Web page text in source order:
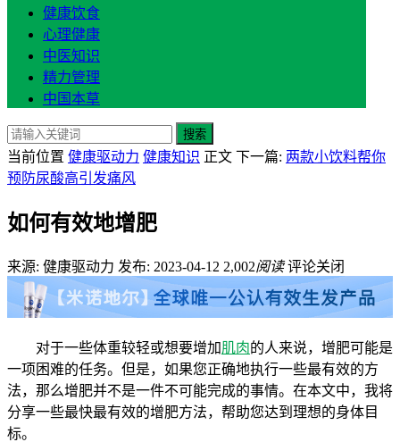
健康饮食
心理健康
中医知识
精力管理
中国本草
搜索
当前位置 健康驱动力 健康知识 正文 下一篇: 两款小饮料帮你
预防尿酸高引发痛风
如何有效地增肥
来源: 健康驱动力 发布: 2023-04-12 2,002阅读 评论关闭
对于一些体重较轻或想要增加肌肉的人来说，增肥可能是
一项困难的任务。但是，如果您正确地执行一些最有效的方
法，那么增肥并不是一件不可能完成的事情。在本文中，我将
分享一些最快最有效的增肥方法，帮助您达到理想的身体目
标。